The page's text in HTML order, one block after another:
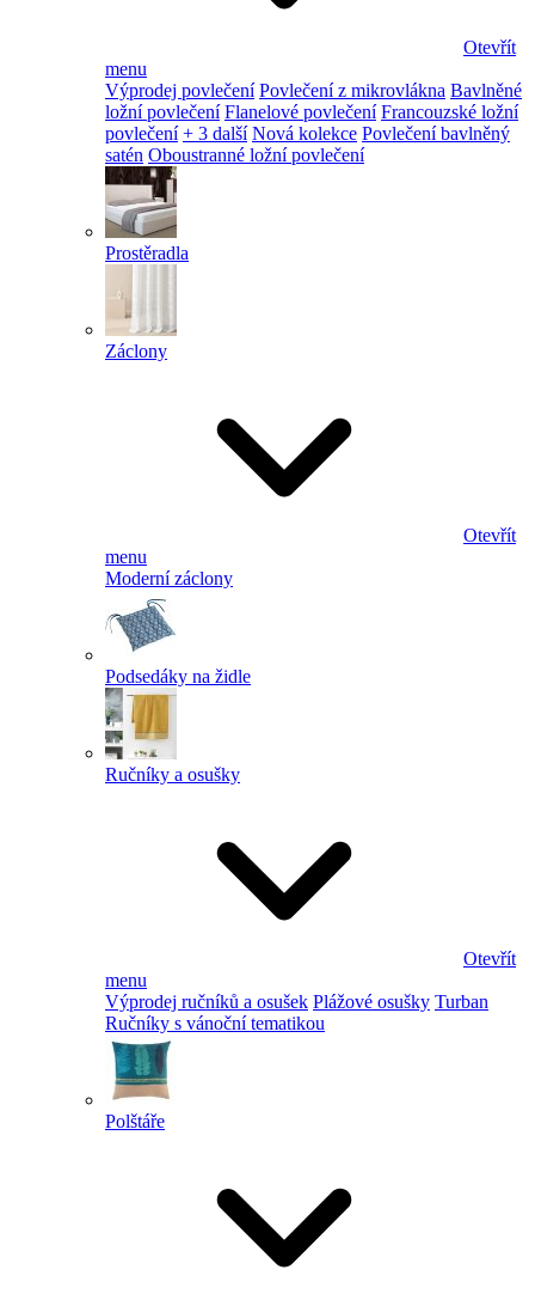
Otevřít
menu
Výprodej povlečení Povlečení z mikrovlákna Bavlněné
ložní povlečení Flanelové povlečení Francouzské ložní
povlečení + 3 další Nová kolekce Povlečení bavlněný
satén Oboustranné ložní povlečení
Prostěradla
Záclony
Otevřít
menu
Moderní záclony
Podsedáky na židle
Ručníky a osušky
Otevřít
menu
Výprodej ručníků a osušek Plážové osušky Turban
Ručníky s vánoční tematikou
Polštáře